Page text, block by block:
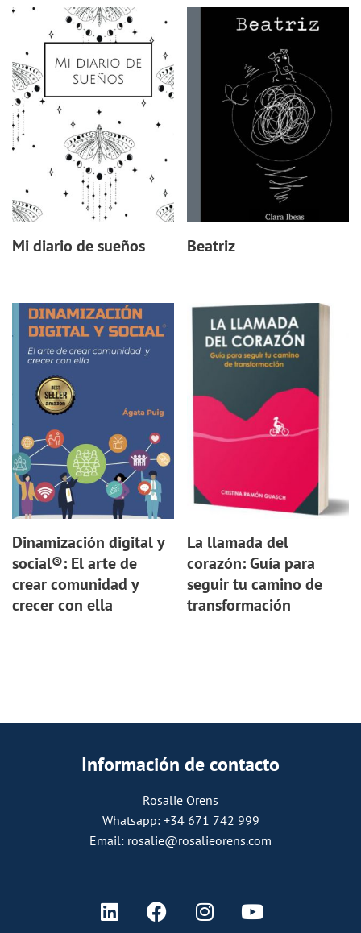
Mi diario de sueños Beatriz
Dinamización digital y
social®️: El arte de
crear comunidad y
crecer con ella
La llamada del
corazón: Guía para
seguir tu camino de
transformación
Información de contacto
Rosalie Orens
Whatsapp: +34 671 742 999
Email: rosalie@rosalieorens.com